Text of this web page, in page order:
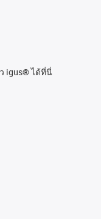
igus® ได้ที่นี่